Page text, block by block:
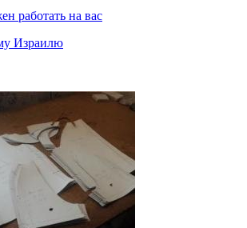
работать на вас
Израилю